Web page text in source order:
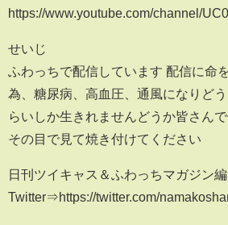
https://www.youtube.com/channel/
せいじ
ふわっちで配信しています 配信に命
為、糖尿病、高血圧、通風になりど
らいしか生きれませんどうか皆さん
その目で見て焼き付けてください
日刊ツイキャス＆ふわっちマガジン
Twitter⇒https://twitter.com/